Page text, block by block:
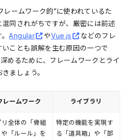
ームワーク的”に使われているた
同されがちですが、厳密には前述
。Angular やVue.js
などのフレ
ことも誤解を生む原因の一つで
めるために、フレームワークとライ
ましょう。
レームワーク ライブラリ
リ全体の「骨組
や「ルール」を
特定の機能を実現す
る「道具箱」や「部